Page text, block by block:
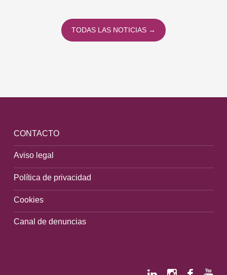
TODAS LAS NOTICIAS →
CONTACTO
Aviso legal
Política de privacidad
Cookies
Canal de denuncias